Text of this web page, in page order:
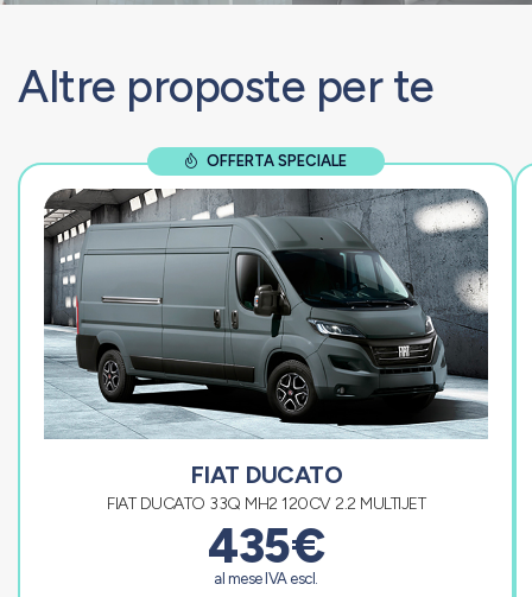
Altre proposte per te
OFFERTA SPECIALE
FIAT DUCATO
FIAT DUCATO 33Q MH2 120CV 2.2 MULTIJET
435€
al mese IVA escl.